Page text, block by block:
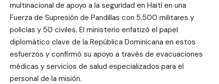
multinacional de apoyo a la seguridad en Haití en una
Fuerza de Supresión de Pandillas con 5.500 militares y
policías y 50 civiles. El ministerio enfatizó el papel
diplomático clave de la República Dominicana en estos
esfuerzos y confirmó su apoyo a través de evacuaciones
médicas y servicios de salud especializados para el
personal de la misión.